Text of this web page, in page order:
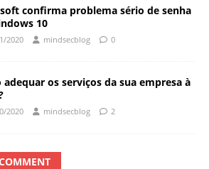
confirma problema sério de senha
10
2020 mindsecblog 0
adequar os serviços da sua empresa à
2020 mindsecblog 2